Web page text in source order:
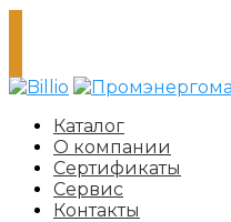
Каталог
О компании
Сертификаты
Сервис
Контакты